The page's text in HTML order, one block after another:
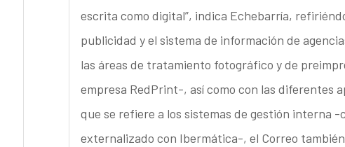
escrita como digital”, indica Echebarría,
publicidad y el sistema de información de
las áreas de tratamiento fotográfico y de
empresa RedPrint-, así como con las diferentes
que se refiere a los sistemas de gestión interna
externalizado con Ibermática-, el Correo